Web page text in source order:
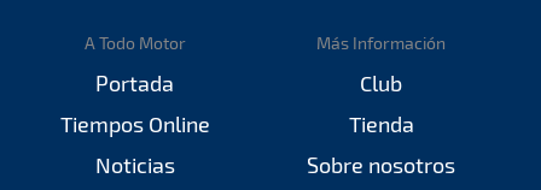
A Todo Motor
Portada
Tiempos Online
Noticias
Más Información
Club
Tienda
Sobre nosotros